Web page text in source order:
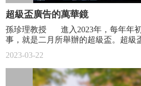
機
械
雲
榜
微機電無塵室等。 點閱人數
超級盃廣告的萬華鏡
2023-03-22
孫珍理教授 進入2023年，每年年
事，就是二月所舉辦的超級盃。超級
據我所知除了美國之外，應該只有日
論上來講，職業棒球(MLB)跟籃球
眾更多嗎？但在我唸小學的年代，臺